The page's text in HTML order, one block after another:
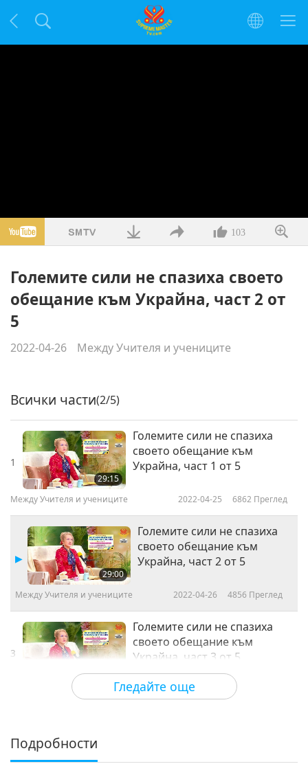
103
Големите сили не спазиха своето
обещание към Украйна, част 2 от
5
2022-04-26 Между Учителя и учениците
Гледайте още
Всички части(2/5)
1
29:15
Големите сили не спазиха
своето обещание към
Украйна, част 1 от 5
Между Учителя и учениците 2022-04-25 6862 Преглед
29:00
Големите сили не спазиха
своето обещание към
Украйна, част 2 от 5
Между Учителя и учениците 2022-04-26 4856 Преглед
3
Големите сили не спазиха
своето обещание към
Украйна, част 3 от 5
Между Учителя и учениците 2022-04-27 4991
4
30:01
Подробности